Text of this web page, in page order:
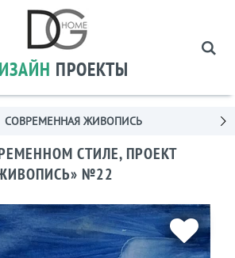
ПРОЕКТЫ
СОВРЕМЕННАЯ ЖИВОПИСЬ
СТИЛЕ, ПРОЕКТ
№22